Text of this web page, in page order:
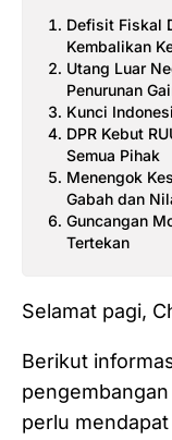
Defisit Fiskal
Kembalikan
Utang Luar
Penurunan
Kunci
DPR Kebut
Semua Pihak
Menengok
Gabah dan
Guncangan
Tertekan
Selamat pagi,
Berikut
perlu